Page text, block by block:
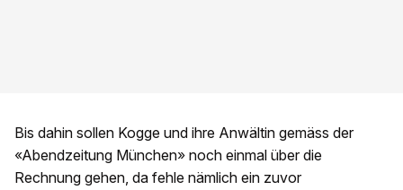
Bis dahin sollen Kogge und ihre Anwältin gemäss der
«Abendzeitung München» noch einmal über die
Rechnung gehen, da fehle nämlich ein zuvor